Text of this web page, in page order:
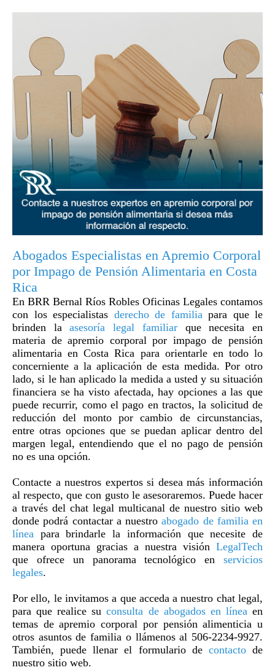
Abogados Especialistas en Apremio Corporal
por Impago de Pensión Alimentaria en Costa
Rica
En BRR Bernal Ríos Robles Oficinas Legales contamos
con los especialistas derecho de familia para que le
brinden laasesoría legal familiarque necesita en
materia de apremio corporal por impago de pensión
alimentaria en Costa Rica para orientarle en todo lo
concerniente a la aplicación de esta medida. Por otro
lado, si le han aplicado la medida a usted y su situación
financiera se ha visto afectada, hay opciones a las que
puede recurrir, como el pago en tractos, la solicitud de
reducción del monto por cambio de circunstancias,
entre otras opciones que se puedan aplicar dentro del
margen legal, entendiendo que el no pago de pensión
no es una opción.
Contacte a nuestros expertos si desea más información
al respecto, que con gusto le asesoraremos. Puede hacer
a través del chat legal multicanal de nuestro sitio web
donde podrá contactar a nuestroabogado de familia en
línea para brindarle la información que necesite de
manera oportuna gracias a nuestra visión LegalTech
que ofrece un panorama tecnológico en servicios
legales.
Por ello, le invitamos a que acceda a nuestro chat legal,
para que realice suconsulta de abogados en línea en
temas de apremio corporal por pensión alimenticia u
otros asuntos de familia o llámenos al 506-2234-9927.
También, puede llenar el formulario de contactode
nuestro sitio web.